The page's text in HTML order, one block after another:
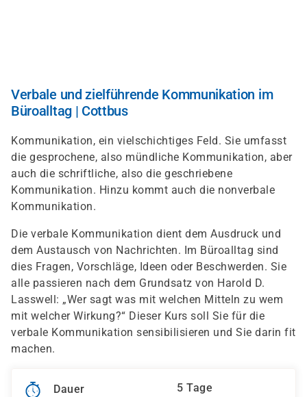
Verbale und zielführende Kommunikation im
Büroalltag | Cottbus
Kommunikation, ein vielschichtiges Feld. Sie umfasst
die gesprochene, also mündliche Kommunikation, aber
auch die schriftliche, also die geschriebene
Kommunikation. Hinzu kommt auch die nonverbale
Kommunikation.
Die verbale Kommunikation dient dem Ausdruck und
dem Austausch von Nachrichten. Im Büroalltag sind
dies Fragen, Vorschläge, Ideen oder Beschwerden. Sie
alle passieren nach dem Grundsatz von Harold D.
Lasswell: „Wer sagt was mit welchen Mitteln zu wem
mit welcher Wirkung?“ Dieser Kurs soll Sie für die
verbale Kommunikation sensibilisieren und Sie darin fit
machen.
Dauer 5 Tage